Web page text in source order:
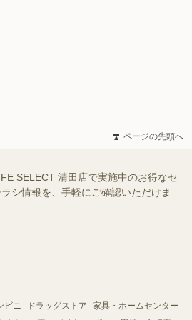
ページの先頭へ
SELECT 清田店で実施中のお得なセ
シ情報を、手軽にご確認いただけま
ビニ ドラッグストア
家具・ホームセンター